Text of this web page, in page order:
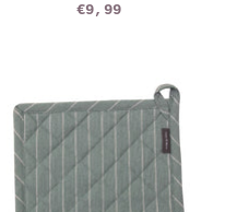
€9,99